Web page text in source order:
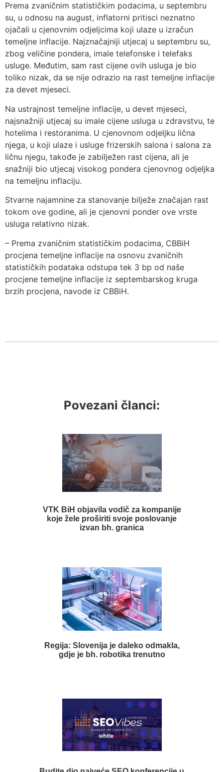
Prema zvaničnim statističkim podacima, u septembru
su, u odnosu na august, inflatorni pritisci neznatno
ojačali u cjenovnim odjeljcima koji ulaze u izračun
temeljne inflacije. Najznačajniji utjecaj u septembru su,
zbog veličine pondera, imale telefonske i telefaks
usluge. Međutim, sam rast cijene ovih usluga je bio
toliko nizak, da se nije odrazio na rast temeljne inflacije
za devet mjeseci.
Na ustrajnost temeljne inflacije, u devet mjeseci,
najsnažniji utjecaj su imale cijene usluga u zdravstvu, te
hotelima i restoranima. U cjenovnom odjeljku lična
njega, u koji ulaze i usluge frizerskih salona i salona za
ličnu njegu, takođe je zabilježen rast cijena, ali je
snažniji bio utjecaj visokog pondera cjenovnog odjeljka
na temeljnu inflaciju.
Stvarne najamnine za stanovanje bilježe značajan rast
tokom ove godine, ali je cjenovni ponder ove vrste
usluga relativno nizak.
– Prema zvaničnim statističkim podacima, CBBiH
procjena temeljne inflacije na osnovu zvaničnih
statističkih podataka odstupa tek 3 bp od naše
procjene temeljne inflacije iz septembarskog kruga
brzih procjena, navode iz CBBiH.
Povezani članci:
VTK BiH objavila vodič za kompanije
koje žele proširiti svoje poslovanje
izvan bh. granica
Regija: Slovenija je daleko odmakla,
gdje je bh. robotika trenutno